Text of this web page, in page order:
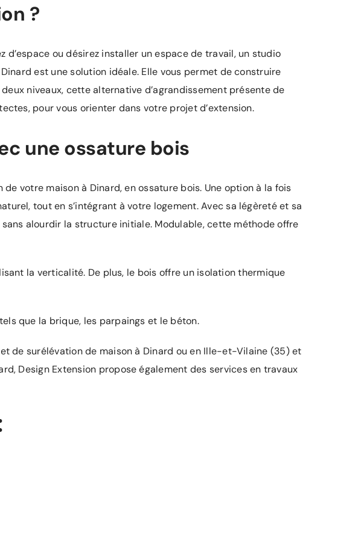
?
ou désirez installer un espace de travail, un studio
est une solution idéale. Elle vous permet de construire
niveaux, cette alternative d’agrandissement présente de
pour vous orienter dans votre projet d’extension.
une ossature bois
votre maison à Dinard, en ossature bois. Une option à la fois
tout en s’intégrant à votre logement. Avec sa légèreté et sa
alourdir la structure initiale. Modulable, cette méthode offre
la verticalité. De plus, le bois offre un isolation thermique
que la brique, les parpaings et le béton.
de surélévation de maison à Dinard ou en Ille-et-Vilaine (35) et
Design Extension propose également des services en travaux